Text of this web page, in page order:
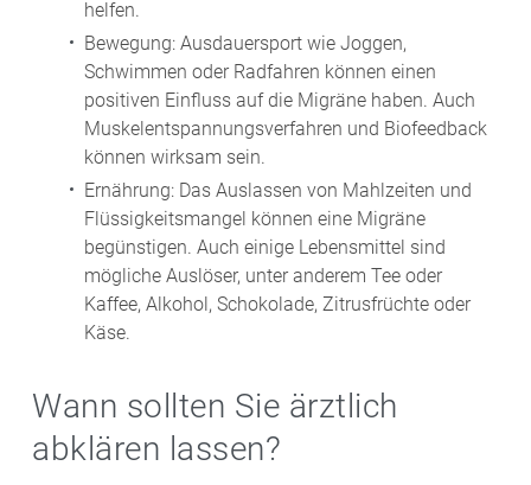
helfen.
Bewegung: Ausdauersport wie Joggen,
Schwimmen oder Radfahren können einen
positiven Einfluss auf die Migräne haben. Auch
Muskelentspannungsverfahren und Biofeedback
können wirksam sein.
Ernährung: Das Auslassen von Mahlzeiten und
Flüssigkeitsmangel können eine Migräne
begünstigen. Auch einige Lebensmittel sind
mögliche Auslöser, unter anderem Tee oder
Kaffee, Alkohol, Schokolade, Zitrusfrüchte oder
Käse.
Wann sollten Sie ärztlich
abklären lassen?